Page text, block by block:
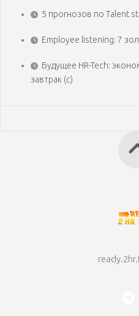
5 прогнозов по Talent
Employee listening: 7
Будущее HR-Tech:
завтрак (с)